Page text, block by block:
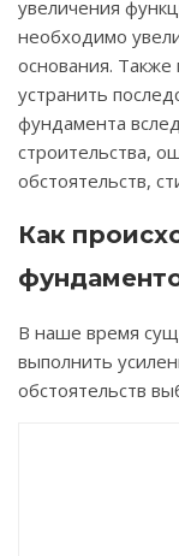
увеличения
необходимо
основания.
устранить
фундамента
строительства,
обстоятельств,
Как
В наше время
выполнить
обстоятельств